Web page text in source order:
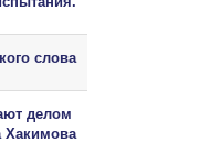
слова
делом
Хакимова